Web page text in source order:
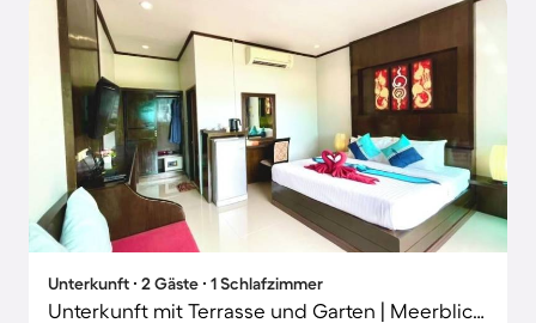
Unterkunft ∙ 2 Gäste ∙ 1 Schlafzimmer
Unterkunft mit Terrasse und Garten | Meerblick | Strand in der Nähe